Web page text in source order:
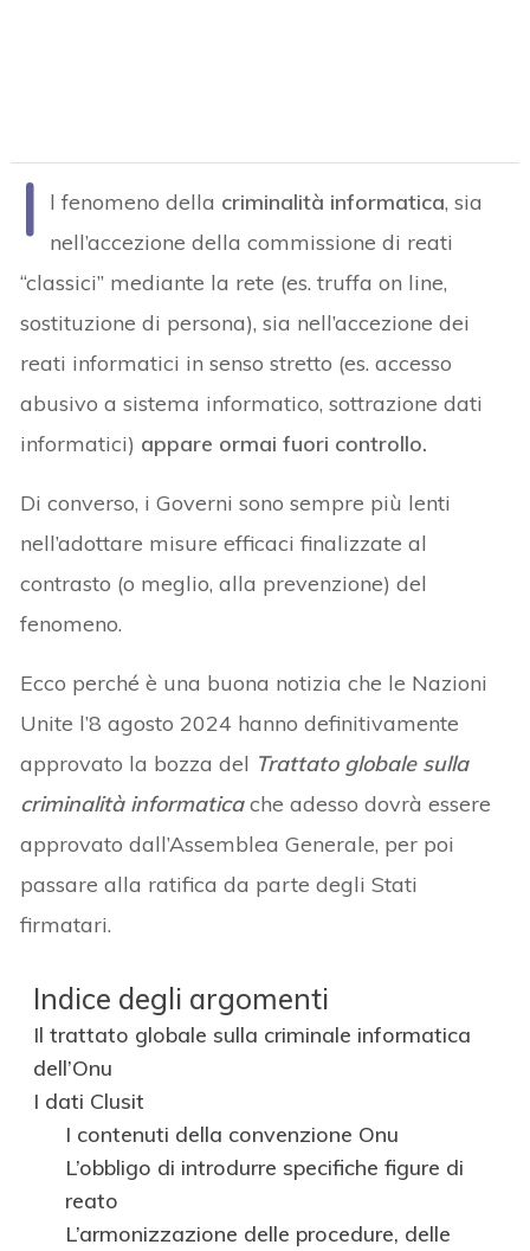
I l fenomeno della criminalità informatica, sia
nell’accezione della commissione di reati
“classici” mediante la rete (es. truffa on line,
sostituzione di persona), sia nell’accezione dei
reati informatici in senso stretto (es. accesso
abusivo a sistema informatico, sottrazione dati
informatici) appare ormai fuori controllo.
Di converso, i Governi sono sempre più lenti
nell’adottare misure efficaci finalizzate al
contrasto (o meglio, alla prevenzione) del
fenomeno.
Ecco perché è una buona notizia che le Nazioni
Unite l’8 agosto 2024 hanno definitivamente
approvato la bozza del Trattato globale sulla
criminalità informatica che adesso dovrà essere
approvato dall’Assemblea Generale, per poi
passare alla ratifica da parte degli Stati
firmatari.
Indice degli argomenti
Il trattato globale sulla criminale informatica
dell’Onu
I dati Clusit
I contenuti della convenzione Onu
L’obbligo di introdurre specifiche figure di
reato
L’armonizzazione delle procedure, delle